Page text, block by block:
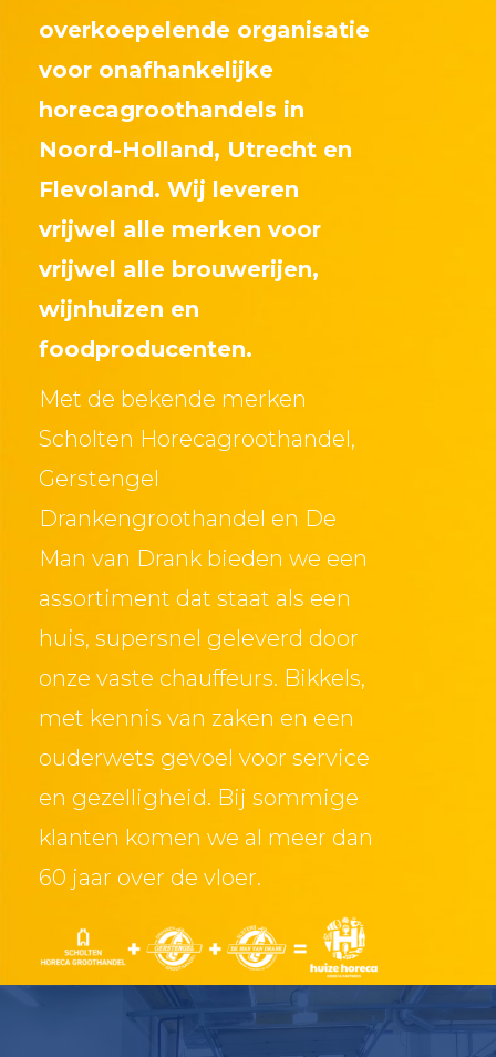
overkoepelende organisatie
voor onafhankelijke
horecagroothandels in
Noord-Holland, Utrecht en
Flevoland. Wij leveren
vrijwel alle merken voor
vrijwel alle brouwerijen,
wijnhuizen en
foodproducenten.
Met de bekende merken
Scholten Horecagroothandel,
Gerstengel
Drankengroothandel en De
Man van Drank bieden we een
assortiment dat staat als een
huis, supersnel geleverd door
onze vaste chauffeurs. Bikkels,
met kennis van zaken en een
ouderwets gevoel voor service
en gezelligheid. Bij sommige
klanten komen we al meer dan
60 jaar over de vloer.